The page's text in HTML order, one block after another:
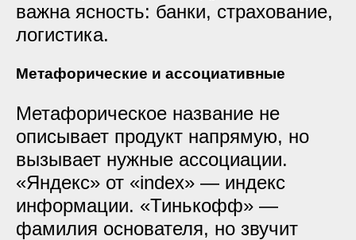
важна ясность: банки, страхование,
логистика.
Метафорические и ассоциативные
Метафорическое название не
описывает продукт напрямую, но
вызывает нужные ассоциации.
«Яндекс» от «index» — индекс
информации. «Тинькофф» —
фамилия основателя, но звучит